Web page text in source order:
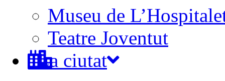
Museu de
Teatre Joventut
La ciutat